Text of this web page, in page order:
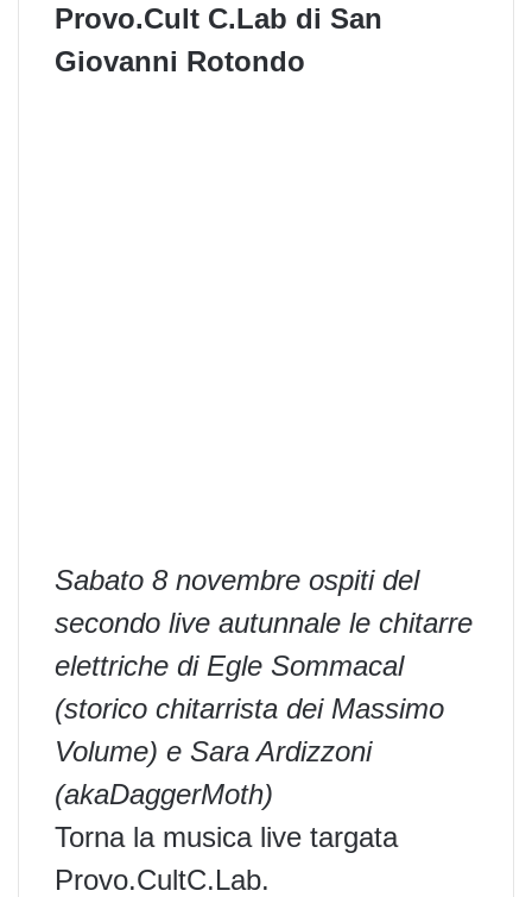
Provo.Cult C.Lab di San
Giovanni Rotondo
Sabato 8 novembre ospiti del
secondo live autunnale le chitarre
elettriche di Egle Sommacal
(storico chitarrista dei Massimo
Volume) e Sara Ardizzoni
(akaDaggerMoth)
Torna la musica live targata
Provo.CultC.Lab.